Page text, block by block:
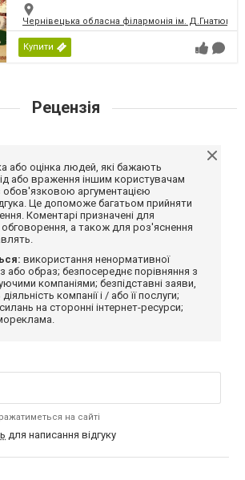
Чернівецька обласна філармонія ім. Д.Гнатюка
Купити
Рецензія
або оцінка людей, які бажають
або враження іншим користувачам
обов'язковою аргументацією
Це допоможе багатьом прийняти
Коментарі призначені для
обговорення, а також для роз'яснення
використання ненормативної
або образ; безпосереднє порівняння з
компаніями; безпідставні заяви,
компанії і / або її послуги;
на сторонні інтернет-ресурси;
на сайті
для написання відгуку